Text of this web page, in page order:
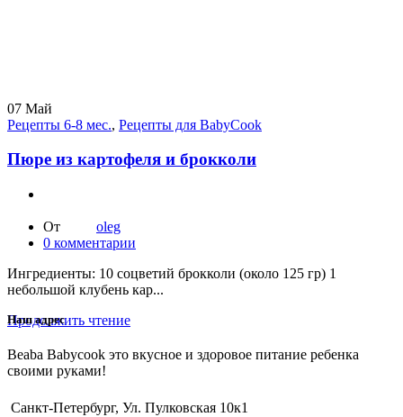
07 Май
Рецепты 6-8 мес., Рецепты для BabyCook
Пюре из картофеля и брокколи
От
oleg
0 комментарии
Ингредиенты: 10 соцветий брокколи (около 125 гр) 1
небольшой клубень кар...
Продолжить чтение
Наш адрес
Beaba Babycook это вкусное и здоровое питание ребенка
своими руками!
Санкт-Петербург, Ул. Пулковская 10к1